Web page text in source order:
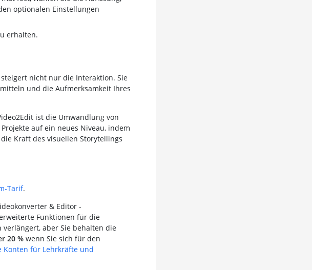
optionalen Einstellungen
erhalten.
nicht nur die Interaktion. Sie
und die Aufmerksamkeit Ihres
ist die Umwandlung von
auf ein neues Niveau, indem
Kraft des visuellen Storytellings
Tarif.
& Editor -
Funktionen für die
aber Sie behalten die
20 %wenn Sie sich für den
Konten für Lehrkräfte und